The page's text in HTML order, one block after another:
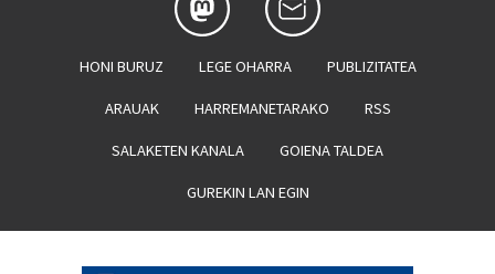
HONI BURUZ LEGE OHARRA PUBLIZITATEA
ARAUAK HARREMANETARAKO RSS
SALAKETEN KANALA GOIENA TALDEA
GUREKIN LAN EGIN